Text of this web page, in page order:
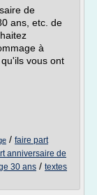
de
ans, etc. de
à
vous ont
/ faire part
anniversaire de
30 ans / textes